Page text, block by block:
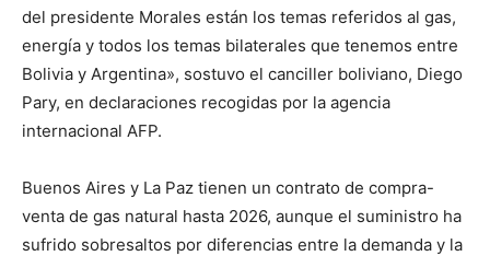
del presidente Morales están los temas referidos al gas,
energía y todos los temas bilaterales que tenemos entre
Bolivia y Argentina», sostuvo el canciller boliviano, Diego
Pary, en declaraciones recogidas por la agencia
internacional AFP.
Buenos Aires y La Paz tienen un contrato de compra-
venta de gas natural hasta 2026, aunque el suministro ha
sufrido sobresaltos por diferencias entre la demanda y la